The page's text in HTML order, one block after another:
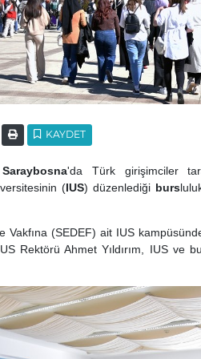
KAYDET
Saraybosna'da Türk girişimciler
(IUS) düzenlediği burs
Vakfına (SEDEF) ait IUS
Rektörü Ahmet Yıldırım, IUS ve